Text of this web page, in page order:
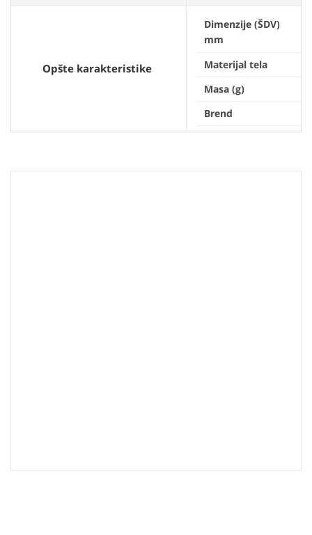
Opšte karakteristike
Dimenzije (ŠDV)
mm
Materijal tela
Masa (g)
Brend